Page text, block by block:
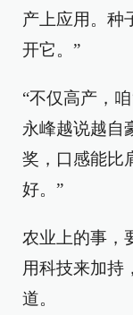
产上应用。种
开它。”
“不仅高产，
永峰越说越自
奖，口感能比
好。”
农业上的事，
用科技来加持
道。